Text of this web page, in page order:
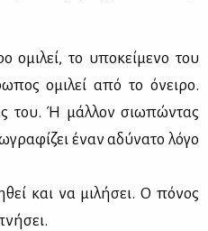
ομι­λεί, το υπο­κεί­με­νο του
ομι­λεί από το όνει­ρο.
του. Ή μάλ­λον σιω­πώ­ντας
έναν αδύ­να­το λό­γο
και να μι­λή­σει. Ο πό­νος